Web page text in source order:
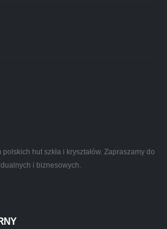
hut szkła i kryształów. Zapraszamy do
i biznesowych.